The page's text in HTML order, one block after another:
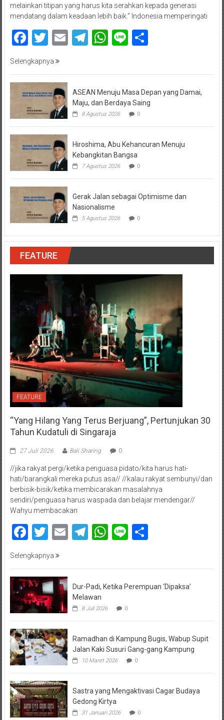
melainkan titipan yang harus kita serahkan kepada generasi
mendatang dalam keadaan lebih baik.” Indonesia memperingati
Facebook
Twitter
EmailTelegram
WhatsApp
LineShare
Selengkapnya
ASEAN Menuju Masa Depan yang Damai,
Maju, dan Berdaya Saing
8 Agustus 2026 0
Hiroshima, Abu Kehancuran Menuju
Kebangkitan Bangsa
7 Agustus 2026 0
Gerak Jalan sebagai Optimisme dan
Nasionalisme
5 Agustus 2026 0
FEATURE
FEATURE
“Yang Hilang Yang Terus Berjuang”, Pertunjukan 30
Tahun Kudatuli di Singaraja
27 Juli 2026 Bali Sharing 0
//jika rakyat pergi/ketika penguasa pidato/kita harus hati-
hati/barangkali mereka putus asa// //kalau rakyat sembunyi/dan
berbisik-bisik/ketika membicarakan masalahnya
sendiri/penguasa harus waspada dan belajar mendengar//
Wahyu membacakan
Facebook
Twitter
EmailTelegram
WhatsApp
LineShare
Selengkapnya
Dur-Padi, Ketika Perempuan ‘Dipaksa’
Melawan
8 Juli 2026 0
Ramadhan di Kampung Bugis, Wabup Supit
Jalan Kaki Susuri Gang-gang Kampung
10 Maret 2026 0
Sastra yang Mengaktivasi Cagar Budaya
Gedong Kirtya
31 Januari 2026 0